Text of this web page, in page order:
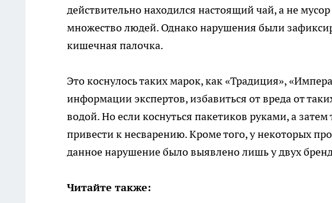
действительно находился настоящий чай, а не
множество людей. Однако нарушения были
кишечная палочка.
Это коснулось таких марок, как «Традиция»,
информации экспертов, избавиться от вреда от
водой. Но если коснуться пакетиков руками, а
привести к несварению. Кроме того, у некоторых
данное нарушение было выявлено лишь у двух
Читайте также: